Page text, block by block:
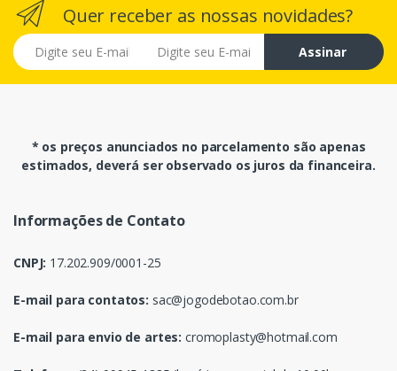
Quer receber as nossas novidades?
E-mail
Assinar
* os preços anunciados no parcelamento são apenas
estimados, deverá ser observado os juros da financeira.
Informações de Contato
CNPJ: 17.202.909/0001-25
E-mail para contatos: sac@jogodebotao.com.br
E-mail para envio de artes: cromoplasty@hotmail.com